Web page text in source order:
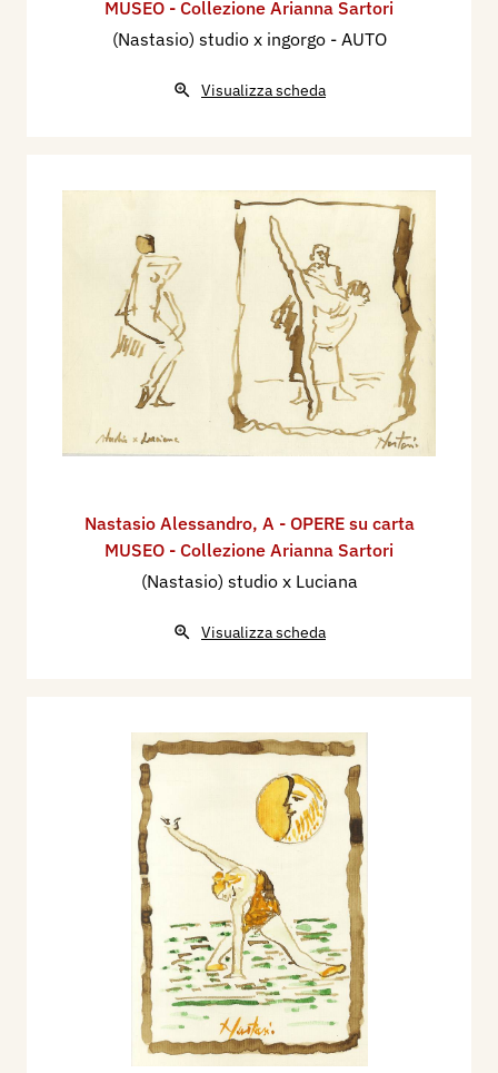
MUSEO - Collezione Arianna Sartori
(Nastasio) studio x ingorgo - AUTO
Visualizza scheda
Nastasio Alessandro, A - OPERE su carta
MUSEO - Collezione Arianna Sartori
(Nastasio) studio x Luciana
Visualizza scheda